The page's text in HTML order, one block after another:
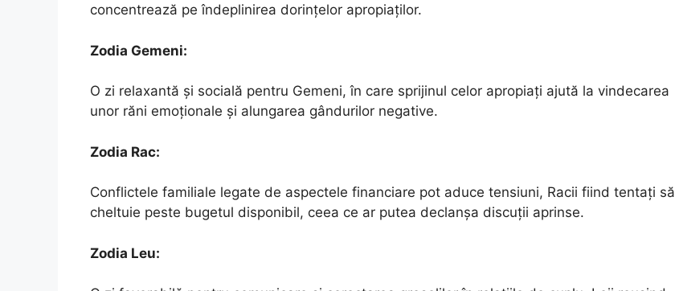
concentrează pe îndeplinirea dorințelor apropiaților.
Zodia Gemeni:
O zi relaxantă și socială pentru Gemeni, în care sprijinul celor apropiați ajută la vindecarea
unor răni emoționale și alungarea gândurilor negative.
Zodia Rac:
Conflictele familiale legate de aspectele financiare pot aduce tensiuni, Racii fiind tentați să
cheltuie peste bugetul disponibil, ceea ce ar putea declanșa discuții aprinse.
Zodia Leu: